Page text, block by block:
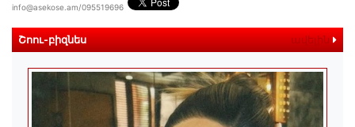
info@asekose.am/095519696
Շոու-բիզնես ավելին